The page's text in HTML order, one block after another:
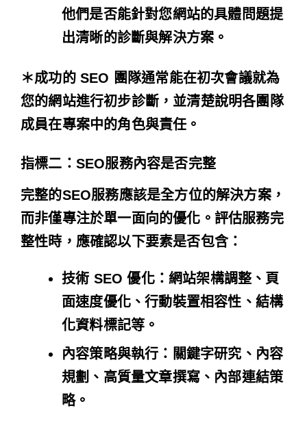
他們是否能針對您網站的具體問題提
出清晰的診斷與解決方案。
＊成功的 SEO 團隊通常能在初次會議就為
您的網站進行初步診斷，並清楚說明各團隊
成員在專案中的角色與責任。
指標二：SEO服務內容是否完整
完整的SEO服務應該是全方位的解決方案，
而非僅專注於單一面向的優化。評估服務完
整性時，應確認以下要素是否包含：
技術 SEO 優化：網站架構調整、頁
面速度優化、行動裝置相容性、結構
化資料標記等。
內容策略與執行 ：關鍵字研究、內容
規劃、高質量文章撰寫、內部連結策
略。